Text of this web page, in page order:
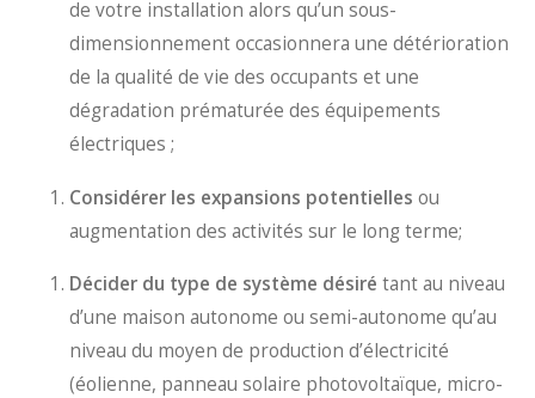
de votre installation alors qu’un sous-
dimensionnement occasionnera une détérioration
de la qualité de vie des occupants et une
dégradation prématurée des équipements
électriques ;
Considérer les expansions potentielles ou
augmentation des activités sur le long terme;
Décider du type de système désiré tant au niveau
d’une maison autonome ou semi-autonome qu’au
niveau du moyen de production d’électricité
(éolienne, panneau solaire photovoltaïque, micro-